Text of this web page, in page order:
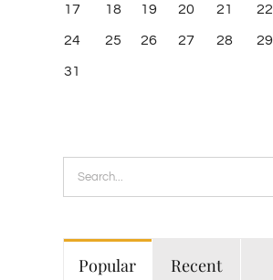
17 18 19 20 21 22
24 25 26 27 28 29
31
Search
for:
Popular Recent